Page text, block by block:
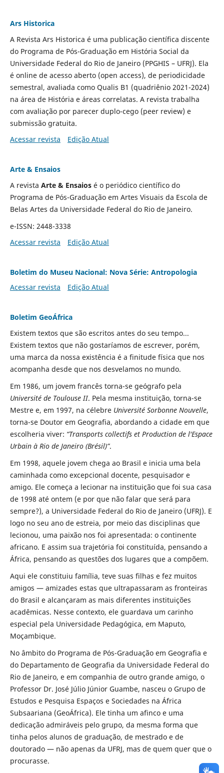
Ars Historica
A Revista Ars Historica é uma publicação científica discente
do Programa de Pós-Graduação em História Social da
Universidade Federal do Rio de Janeiro (PPGHIS – UFRJ). Ela
é online de acesso aberto (open access), de periodicidade
semestral, avaliada como Qualis B1 (quadriênio 2021-2024)
na área de História e áreas correlatas. A revista trabalha
com avaliação por parecer duplo-cego (peer review) e
submissão gratuita.
Acessar revista
Edição Atual
Arte & Ensaios
A revista Arte & Ensaiosé o periódico científico do
Programa de Pós-Graduação em Artes Visuais da Escola de
Belas Artes da Universidade Federal do Rio de Janeiro.
e-ISSN: 2448-3338
Acessar revista
Edição Atual
Boletim do Museu Nacional: Nova Série: Antropologia
Acessar revista
Edição Atual
Boletim GeoÁfrica
Existem textos que são escritos antes do seu tempo...
Existem textos que não gostaríamos de escrever, porém,
uma marca da nossa existência é a finitude física que nos
acompanha desde que nos desvelamos no mundo.
Em 1986, um jovem francês torna-se geógrafo pela
Université de Toulouse II. Pela mesma instituição, torna-se
Mestre e, em 1997, na célebre Université Sorbonne Nouvelle,
torna-se Doutor em Geografia, abordando a cidade em que
escolheria viver: “Transports collectifs et Production de l'Espace
Urbain à Rio de Janeiro (Brésil)”.
Em 1998, aquele jovem chega ao Brasil e inicia uma bela
caminhada como excepcional docente, pesquisador e
amigo. Ele começa a lecionar na instituição que foi sua casa
de 1998 até ontem (e por que não falar que será para
sempre?), a Universidade Federal do Rio de Janeiro (UFRJ). E
logo no seu ano de estreia, por meio das disciplinas que
lecionou, uma paixão nos foi apresentada: o continente
africano. E assim sua trajetória foi constituída, pensando a
África, pensando as questões dos lugares que a compõem.
Aqui ele constituiu família, teve suas filhas e fez muitos
amigos — amizades estas que ultrapassaram as fronteiras
do Brasil e alcançaram as mais diferentes instituições
acadêmicas. Nesse contexto, ele guardava um carinho
especial pela Universidade Pedagógica, em Maputo,
Moçambique.
No âmbito do Programa de Pós-Graduação em Geografia e
do Departamento de Geografia da Universidade Federal do
Rio de Janeiro, e em companhia de outro grande amigo, o
Professor Dr. José Júlio Júnior Guambe, nasceu o Grupo de
Estudos e Pesquisa Espaços e Sociedades na África
Subsaariana (GeoÁfrica). Ele tinha um afinco e uma
dedicação admiráveis pelo grupo, da mesma forma que
tinha pelos alunos de graduação, de mestrado e de
doutorado — não apenas da UFRJ, mas de quem quer que o
procurasse.